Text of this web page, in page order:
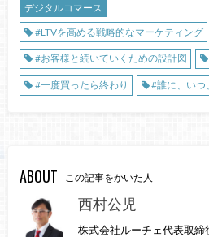
デジタルコマース
#LTVを高める戦略的なマーケティング
#お客様と続いていくための設計図
#一度買ったら終わり #誰に、いつ
ABOUT この記事をかいた人
西村公児
株式会社ルーチェ代表取